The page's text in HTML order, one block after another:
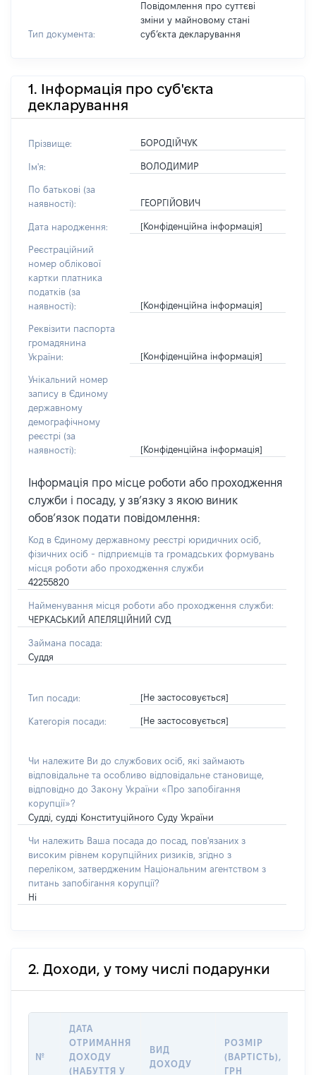
Тип документа:
Повідомлення про суттєві
зміни у майновому стані
субʼєкта декларування
1. Інформація про суб'єкта
декларування
Прізвище: БОРОДІЙЧУК
Ім'я: ВОЛОДИМИР
По батькові (за
наявності):
ГЕОРГІЙОВИЧ
Дата народження: [Конфіденційна інформація]
Реєстраційний
номер облікової
картки платника
податків (за
наявності):
[Конфіденційна інформація]
Реквізити паспорта
громадянина
України:
[Конфіденційна інформація]
Унікальний номер
запису в Єдиному
державному
демографічному
реєстрі (за
наявності):
[Конфіденційна інформація]
Інформація про місце роботи або проходження
служби і посаду, у зв’язку з якою виник
обов’язок подати повідомлення:
Код в Єдиному державному реєстрі юридичних осіб,
фізичних осіб - підприємців та громадських формувань
місця роботи або проходження служби
42255820
Найменування місця роботи або проходження служби:
ЧЕРКАСЬКИЙ АПЕЛЯЦІЙНИЙ СУД
Займана посада:
Суддя
Тип посади: [Не застосовується]
Категорія посади: [Не застосовується]
Чи належите Ви до службових осіб, які займають
відповідальне та особливо відповідальне становище,
відповідно до Закону України «Про запобігання
корупції»?
Судді, судді Конституційного Суду України
Чи належить Ваша посада до посад, пов'язаних з
високим рівнем корупційних ризиків, згідно з
переліком, затвердженим Національним агентством з
питань запобігання корупції?
Ні
2. Доходи, у тому числі подарунки
№
ДАТА
ОТРИМАННЯ
ДОХОДУ
(НАБУТТЯ У
ВИД
ДОХОДУ
РОЗМІР
(ВАРТІСТЬ),
ГРН